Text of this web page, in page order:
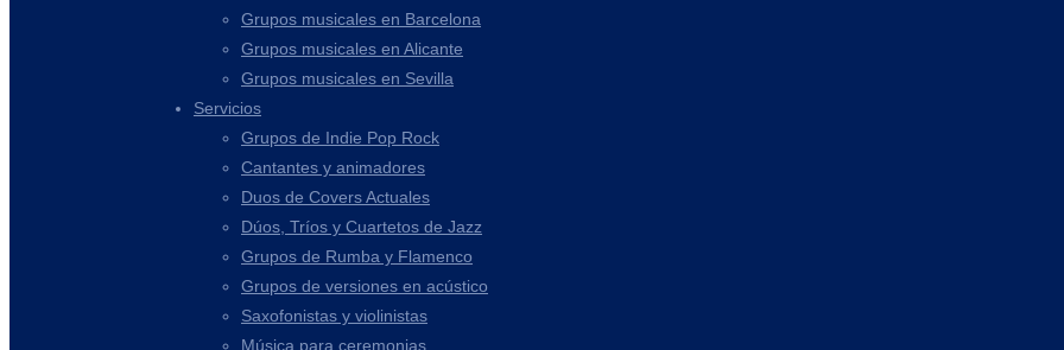
Grupos musicales en Barcelona
Grupos musicales en Alicante
Grupos musicales en Sevilla
Servicios
Grupos de Indie Pop Rock
Cantantes y animadores
Duos de Covers Actuales
Dúos, Tríos y Cuartetos de Jazz
Grupos de Rumba y Flamenco
Grupos de versiones en acústico
Saxofonistas y violinistas
Música para ceremonias